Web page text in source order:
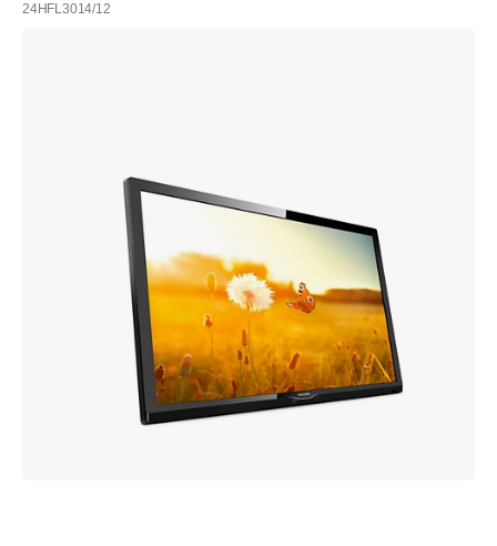
24HFL3014/12